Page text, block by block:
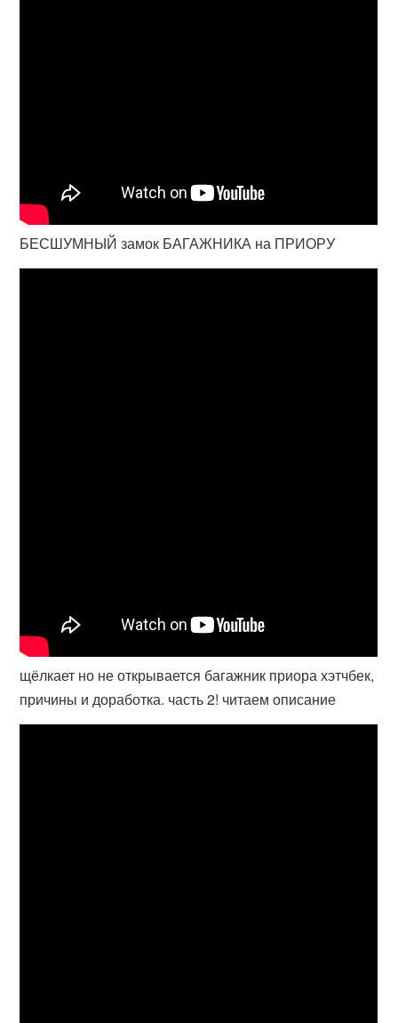
БЕСШУМНЫЙ замок БАГАЖНИКА на ПРИОРУ
щёлкает но не открывается багажник приора хэтчбек,
причины и доработка. часть 2! читаем описание